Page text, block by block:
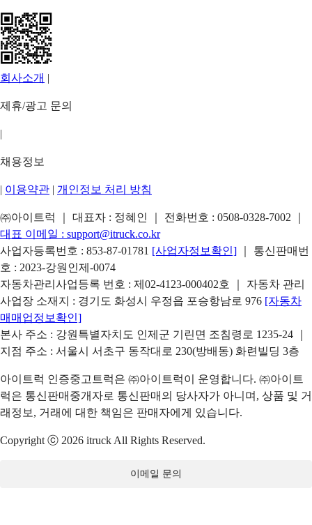
회사소개 |
제휴/광고 문의
|
채용정보
| 이용약관 | 개인정보 처리 방침
㈜아이트럭 ｜ 대표자 : 정혜인 ｜ 전화번호 : 0508-0328-7002
대표 이메일 : support@itruck.co.kr
사업자등록번호 : 853-87-01781 [사업자정보확인]
｜ 통신판매번
호 : 2023-강원인제-0074
자동차관리사업등록 번호 : 제02-4123-000402호 ｜ 자동차 관리
사업장 소재지 : 경기도 화성시 우정읍 포승항남로 976 [자동차
매매업정보확인]
본사 주소 : 강원특별자치도 인제군 기린면 조침령로 1235-24 ｜
지점 주소 : 서울시 서초구 동작대로 230(방배동) 화련빌딩 3층
아이트럭 인증중고트럭은 ㈜아이트럭이 운영합니다. ㈜아이트
럭은 통신판매중개자로 통신판매의 당사자가 아니며, 상품 및 거
래정보, 거래에 대한 책임은 판매자에게 있습니다.
Copyright ⓒ 2026 itruck All Rights Reserved.
이메일 문의